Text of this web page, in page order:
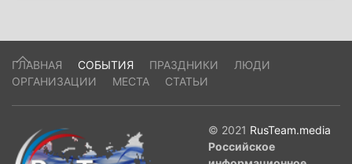
ГЛАВНАЯ СОБЫТИЯ ПРАЗДНИКИ
ЛЮДИ
ОРГАНИЗАЦИИ
МЕСТА СТАТЬИ
© 2021 RusTeam.media
Российское